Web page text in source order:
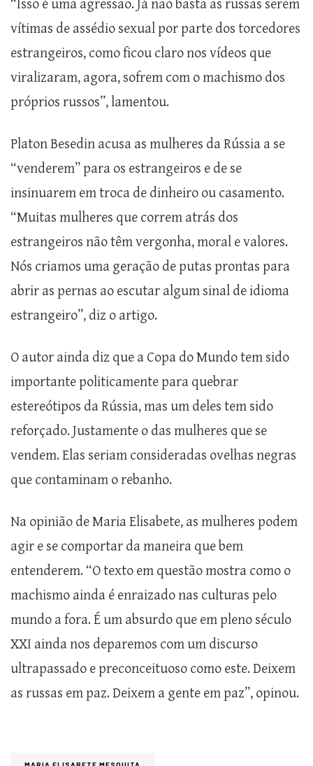
“Isso é uma agressão. Já não basta as russas serem
vítimas de assédio sexual por parte dos torcedores
estrangeiros, como ficou claro nos vídeos que
viralizaram, agora, sofrem com o machismo dos
próprios russos”, lamentou.
Platon Besedin acusa as mulheres da Rússia a se
“venderem” para os estrangeiros e de se
insinuarem em troca de dinheiro ou casamento.
“Muitas mulheres que correm atrás dos
estrangeiros não têm vergonha, moral e valores.
Nós criamos uma geração de putas prontas para
abrir as pernas ao escutar algum sinal de idioma
estrangeiro”, diz o artigo.
O autor ainda diz que a Copa do Mundo tem sido
importante politicamente para quebrar
estereótipos da Rússia, mas um deles tem sido
reforçado. Justamente o das mulheres que se
vendem. Elas seriam consideradas ovelhas negras
que contaminam o rebanho.
Na opinião de Maria Elisabete, as mulheres podem
agir e se comportar da maneira que bem
entenderem. “O texto em questão mostra como o
machismo ainda é enraizado nas culturas pelo
mundo a fora. É um absurdo que em pleno século
XXI ainda nos deparemos com um discurso
ultrapassado e preconceituoso como este. Deixem
as russas em paz. Deixem a gente em paz”, opinou.